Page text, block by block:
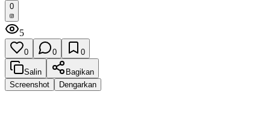
0
5
0 0 0
Salin
Bagikan
Screenshot
Dengarkan